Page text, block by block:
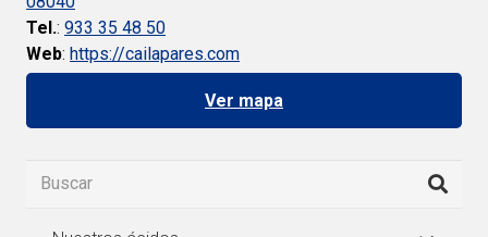
Tel.: 933 35 48 50
Web: https://cailapares.com
Ver mapa